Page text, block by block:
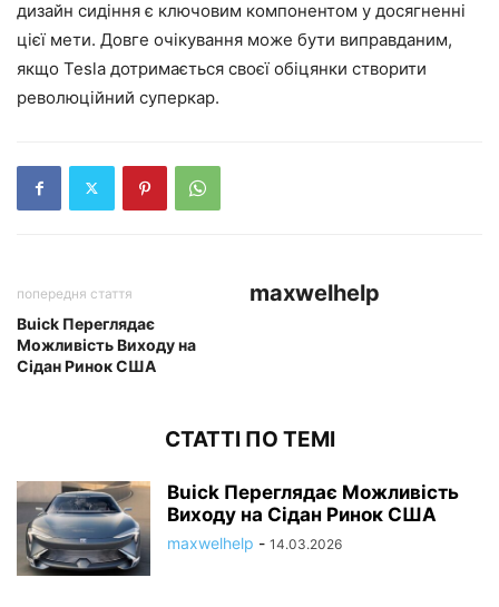
дизайн сидіння є ключовим компонентом у досягненні
цієї мети. Довге очікування може бути виправданим,
якщо Tesla дотримається своєї обіцянки створити
революційний суперкар.
попередня стаття
Buick Переглядає
Можливість Виходу на
Сідан Ринок США
maxwelhelp
СТАТТІ ПО ТЕМІ
Buick Переглядає Можливість
Виходу на Сідан Ринок США
maxwelhelp - 14.03.2026